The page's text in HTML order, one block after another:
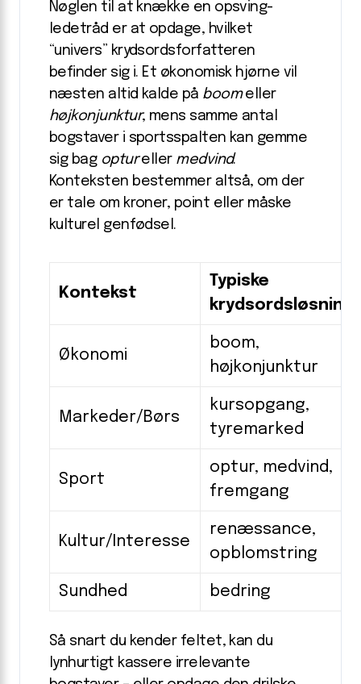
Nøglen til at knække en opsving-
ledetråd er at opdage, hvilket
“univers” krydsordsforfatteren
befinder sig i. Et økonomisk hjørne vil
næsten altid kalde på boomeller
højkonjunktur, mens samme antal
bogstaver i sportsspalten kan gemme
sig bag optureller medvind.
Konteksten bestemmer altså, om der
er tale om kroner, point eller måske
kulturel genfødsel.
Kontekst
Typiske
Økonomi
boom,
højkonjunktur
Markeder/Børs
kursopgang,
tyremarked
Sport
optur, medvind,
fremgang
Kultur/Interesse
renæssance,
opblomstring
Sundhed bedring
Så snart du kender feltet, kan du
lynhurtigt kassere irrelevante